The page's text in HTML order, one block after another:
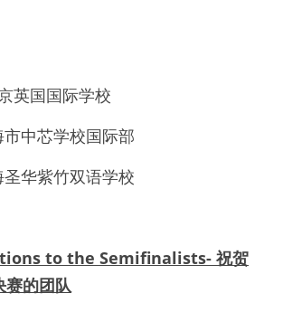
英国国际学校
中芯学校国际部
华紫竹双语学校
to the Semifinalists- 祝贺
赛的团队